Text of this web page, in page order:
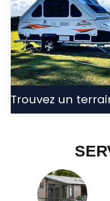
Trouvez un